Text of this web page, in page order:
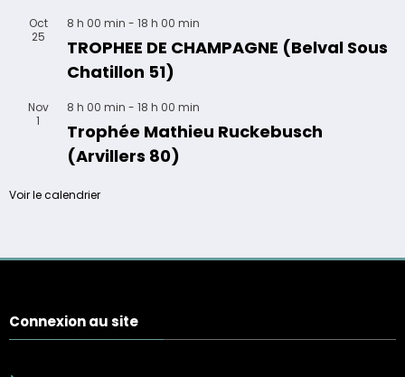
Oct
25
8 h 00 min - 18 h 00 min
TROPHEE DE CHAMPAGNE (Belval Sous
Chatillon 51)
Nov
1
8 h 00 min - 18 h 00 min
Trophée Mathieu Ruckebusch
(Arvillers 80)
Voir le calendrier
Connexion au site